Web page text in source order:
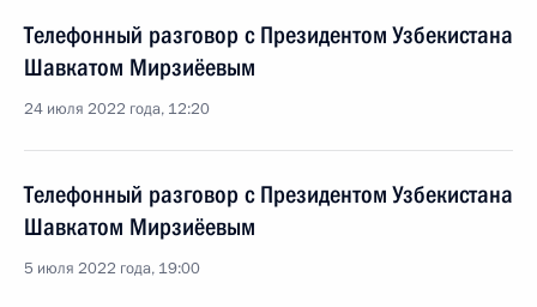
Телефонный разговор с Президентом Узбекистана
Шавкатом Мирзиёевым
24 июля 2022 года, 12:20
Телефонный разговор с Президентом Узбекистана
Шавкатом Мирзиёевым
5 июля 2022 года, 19:00